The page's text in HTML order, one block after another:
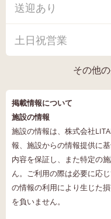
送迎あり
土日祝営業
その他
掲載情報について
施設の情報
施設の情報は、株式会社
報、施設からの情報提供に
内容を保証し、また特定の
ん。ご利用の際は必要に応
の情報の利用により生じた
を負いません。